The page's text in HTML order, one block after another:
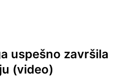
uspešno završila
(video)